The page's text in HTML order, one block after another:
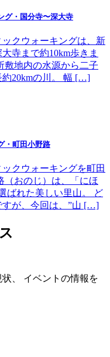
グ・国分寺〜深大寺
クウォーキングは、新
寺まで約10km歩きま
敷地内の水源から二子
約20kmの川。 幅 […]
・町田小野路
クウォーキングを町田
（おのじ）は、「にほ
ばれた美しい里山。 ど
すが、今回は、”山 […]
、 イベントの情報を